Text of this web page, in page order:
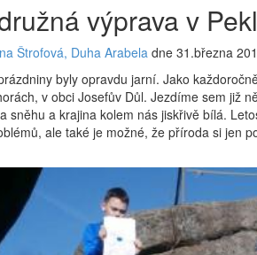
výprava v
Štrofová, Duha Arabela dne 31.března
byly opravdu jarní. Jako
v obci Josefův Důl. Jezdíme sem již
sněhu a krajina kolem nás jiskřivě bílá.
ale také je možné, že příroda si jen